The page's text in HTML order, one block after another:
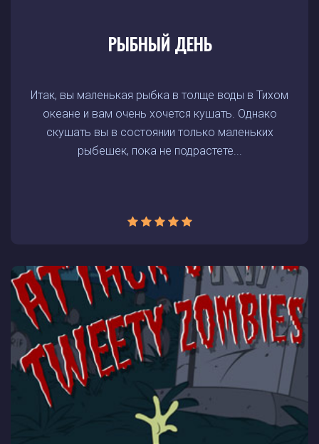
РЫБНЫЙ ДЕНЬ
Итак, вы маленькая рыбка в толще воды в Тихом
океане и вам очень хочется кушать. Однако
скушать вы в состоянии только маленьких
рыбешек, пока не подрастете...